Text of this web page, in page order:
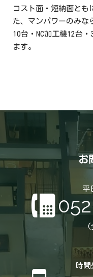
コスト面・短納面とも
た、マンパワーのみな
10台・NC加工機12台
ます。
お
平
(
時間